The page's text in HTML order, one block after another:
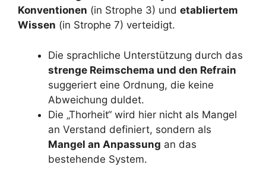
Konventionen (in Strophe 3) und etabliertem
Wissen (in Strophe 7) verteidigt.
Die sprachliche Unterstützung durch das
strenge Reimschema und den Refrain
suggeriert eine Ordnung, die keine
Abweichung duldet.
Die „Thorheit“ wird hier nicht als Mangel
an Verstand definiert, sondern als
Mangel an Anpassung an das
bestehende System.